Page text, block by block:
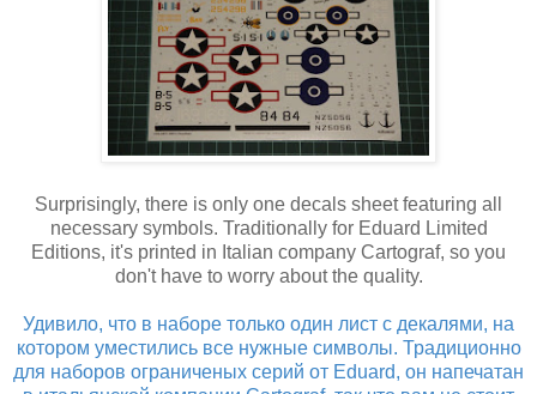
Surprisingly, there is only one decals sheet featuring all
necessary symbols. Traditionally for Eduard Limited
Editions, it's printed in Italian company Cartograf, so you
don't have to worry about the quality.
Удивило, что в наборе только один лист с декалями, на
котором уместились все нужные символы. Традиционно
для наборов ограниченых серий от Eduard, он напечатан